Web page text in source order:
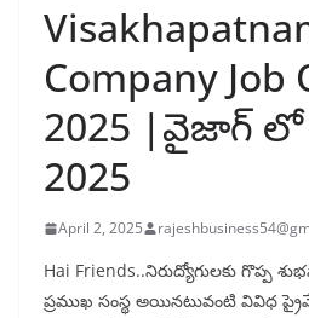
Company Job
2025 |వైజాగ్
2025
April 2, 2025
Hai Friends..నిరుద్యోగులకు గొప్ప
ప్రముఖ సంస్థ అయినటువంటి వివిధ